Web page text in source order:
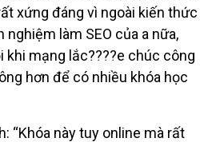
xứng đáng vì ngoài kiến thức
làm SEO của a nữa,
khi mạng lắc????e chúc công
hơn để có nhiều khóa học
“Khóa này tuy online mà rất